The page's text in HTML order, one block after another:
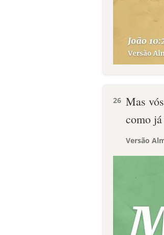
26 Mas
como
Versão